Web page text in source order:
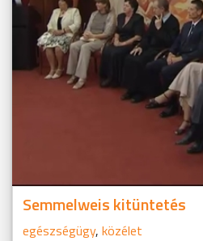
Semmelweis kitüntetés
egészségügy, közélet